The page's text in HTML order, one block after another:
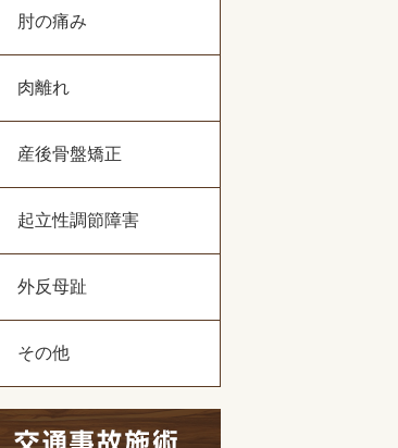
肘の痛み
肉離れ
産後骨盤矯正
起立性調節障害
外反母趾
その他